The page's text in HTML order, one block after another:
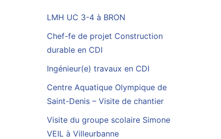
LMH UC 3-4 à BRON
Chef-fe de projet Construction
durable en CDI
Ingénieur(e) travaux en CDI
Centre Aquatique Olympique de
Saint-Denis – Visite de chantier
Visite du groupe scolaire Simone
VEIL à Villeurbanne